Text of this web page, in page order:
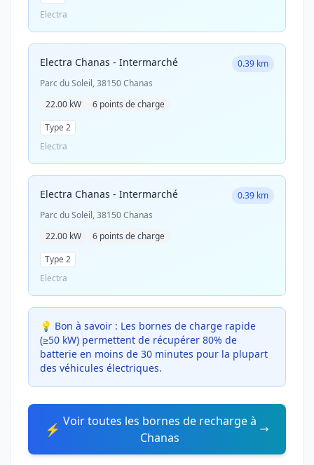
Electra
Electra Chanas - Intermarché
0.39 km
Parc du Soleil, 38150 Chanas
22.00 kW
6 points de charge
Type 2
Electra
Electra Chanas - Intermarché
0.39 km
Parc du Soleil, 38150 Chanas
22.00 kW
6 points de charge
Type 2
Electra
💡 Bon à savoir : Les bornes de charge rapide
(≥50 kW) permettent de récupérer 80% de
batterie en moins de 30 minutes pour la plupart
des véhicules électriques.
⚡ Voir toutes les bornes de recharge à
Chanas